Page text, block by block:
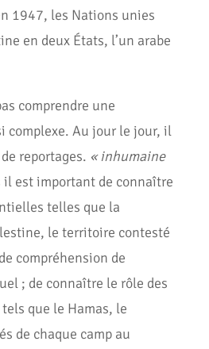
1947, les Nations unies
en deux États, l’un arabe
comprendre une
complexe. Au jour le jour, il
reportages. « inhumaine
il est important de connaître
telles que la
le territoire contesté
compréhension de
; de connaître le rôle des
que le Hamas, le
de chaque camp au